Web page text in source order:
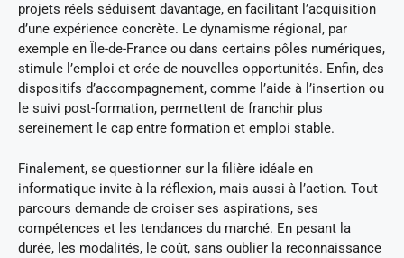
projets réels séduisent davantage, en facilitant l’acquisition
d’une expérience concrète. Le dynamisme régional, par
exemple en Île-de-France ou dans certains pôles numériques,
stimule l’emploi et crée de nouvelles opportunités. Enfin, des
dispositifs d’accompagnement, comme l’aide à l’insertion ou
le suivi post-formation, permettent de franchir plus
sereinement le cap entre formation et emploi stable.
Finalement, se questionner sur la filière idéale en
informatique invite à la réflexion, mais aussi à l’action. Tout
parcours demande de croiser ses aspirations, ses
compétences et les tendances du marché. En pesant la
durée, les modalités, le coût, sans oublier la reconnaissance